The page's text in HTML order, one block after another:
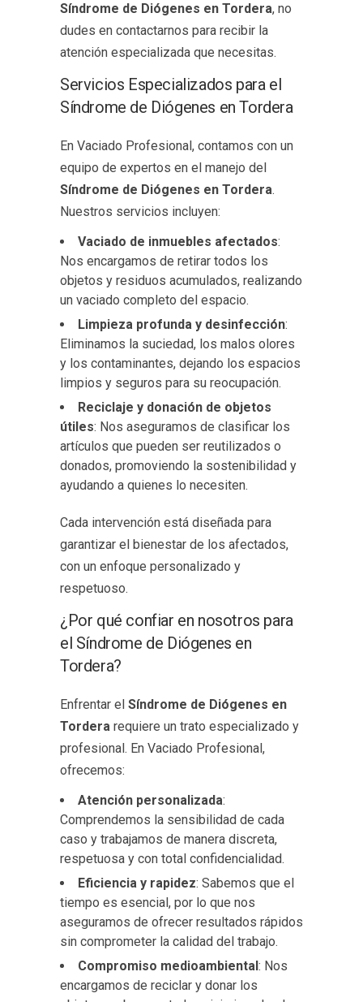
Síndrome de Diógenes en Tordera, no
dudes en contactarnos para recibir la
atención especializada que necesitas.
Servicios Especializados para el
Síndrome de Diógenes en Tordera
En Vaciado Profesional, contamos con un
equipo de expertos en el manejo del
Síndrome de Diógenes en Tordera.
Nuestros servicios incluyen:
Vaciado de inmuebles afectados:
Nos encargamos de retirar todos los
objetos y residuos acumulados, realizando
un vaciado completo del espacio.
Limpieza profunda y desinfección:
Eliminamos la suciedad, los malos olores
y los contaminantes, dejando los espacios
limpios y seguros para su reocupación.
Reciclaje y donación de objetos
útiles: Nos aseguramos de clasificar los
artículos que pueden ser reutilizados o
donados, promoviendo la sostenibilidad y
ayudando a quienes lo necesiten.
Cada intervención está diseñada para
garantizar el bienestar de los afectados,
con un enfoque personalizado y
respetuoso.
¿Por qué confiar en nosotros para
el Síndrome de Diógenes en
Tordera?
Enfrentar el Síndrome de Diógenes en
Tordera requiere un trato especializado y
profesional. En Vaciado Profesional,
ofrecemos:
Atención personalizada:
Comprendemos la sensibilidad de cada
caso y trabajamos de manera discreta,
respetuosa y con total confidencialidad.
Eficiencia y rapidez: Sabemos que el
tiempo es esencial, por lo que nos
aseguramos de ofrecer resultados rápidos
sin comprometer la calidad del trabajo.
Compromiso medioambiental : Nos
encargamos de reciclar y donar los